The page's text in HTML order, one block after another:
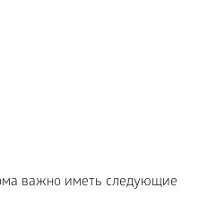
важно иметь следующие